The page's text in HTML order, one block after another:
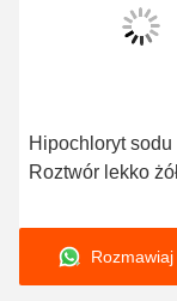
Hipochloryt
Roztwór lekko
środek
Rozmawiaj